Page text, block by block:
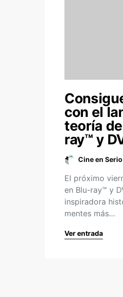
con el
teoría
ray™ y
Cine en Serio
El próximo
en Blu-ray™ y
inspiradora
mentes más…
Ver entrada